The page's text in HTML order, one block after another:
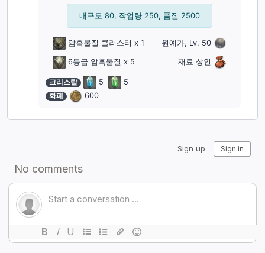
내구도 80, 작업량 250, 품질 2500
암흑물질 클러스터 x 1 원예가, Lv. 50
6등급 암흑물질 x 5 재료 상인
크리스탈 5
5
화폐
600